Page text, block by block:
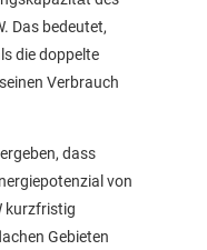
Das bedeutet,
die doppelte
Verbrauch
dass
von
kurzfristig
Gebieten